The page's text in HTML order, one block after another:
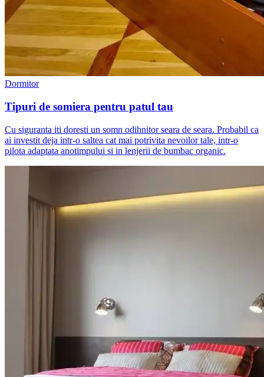
Dormitor
Tipuri de somiera pentru patul tau
Cu siguranta iti doresti un somn odihnitor seara de seara. Probabil ca
ai investit deja intr-o saltea cat mai potrivita nevoilor tale, intr-o
pilota adaptata anotimpului si in lenjerii de bumbac organic.